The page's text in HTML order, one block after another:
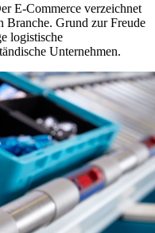
E-Commerce verzeichnet
Branche. Grund zur Freude
logistische
Unternehmen.